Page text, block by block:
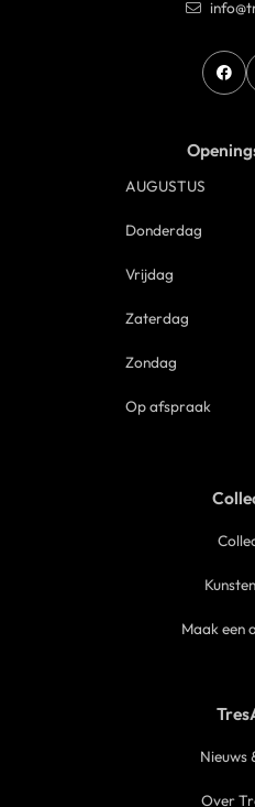
AUGUSTUS
Donderdag
Vrijdag
Zaterdag
Zondag
Op afspraak
Maak een
Nieuws
Over